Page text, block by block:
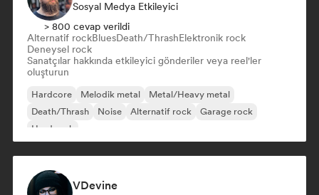
Sosyal Medya Etkileyici
> 800 cevap verildi
Alternatif rockBluesDeath/ThrashElektronik rock
Deneysel rock
Sanatçılar hakkında etkileyici gönderiler veya reel'ler
oluşturun
Hardcore Melodik metal
Metal/Heavy metal
Death/Thrash
Noise Alternatif rock
Garage rock
Hard rock
VDevine